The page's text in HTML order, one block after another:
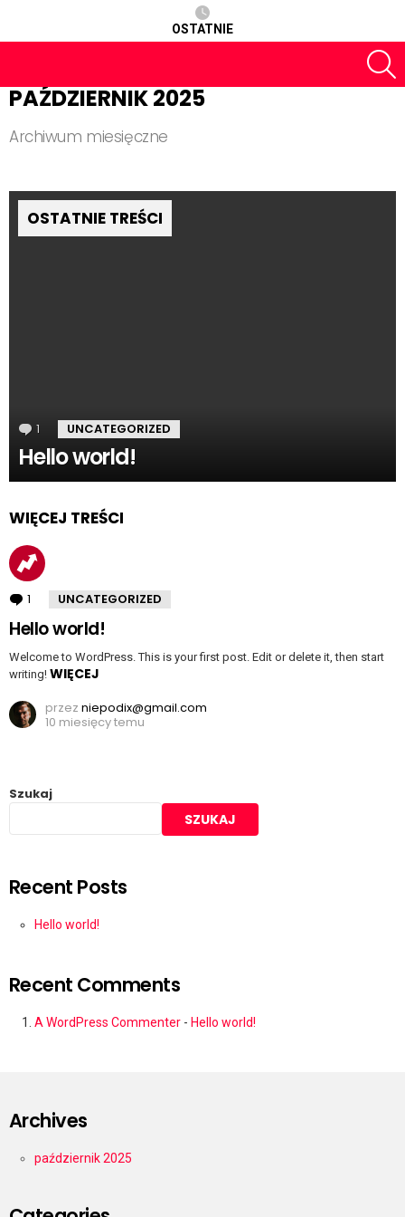
OSTATNIE
PAŹDZIERNIK 2025
Archiwum miesięczne
OSTATNIE TREŚCI
1 komentarz
UNCATEGORIZED
Hello world!
WIĘCEJ TREŚCI
1 komentarz
UNCATEGORIZED
Hello world!
Welcome to WordPress. This is your first post. Edit or delete it, then start
writing! WIĘCEJ
przez niepodix@gmail.com
10 miesięcy temu
Szukaj
SZUKAJ
Recent Posts
Hello world!
Recent Comments
A WordPress Commenter - Hello world!
Archives
październik 2025